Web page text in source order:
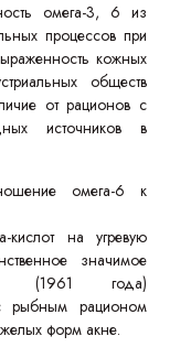
омега-3, 6 из
процессов при
кожных
обществ
от рационов с
источников в
омега-6 к
на угревую
значимое
(1961 года)
рыбным рационом
форм акне.